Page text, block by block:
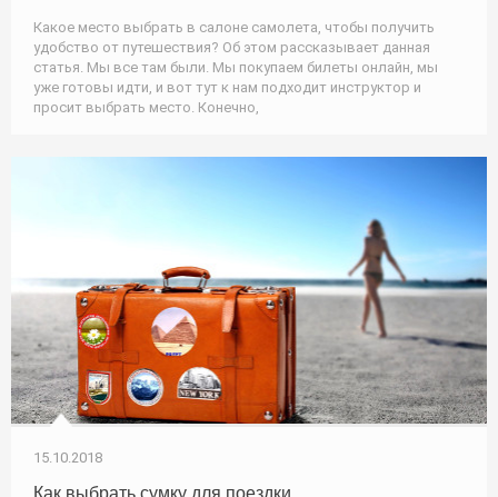
Какое место выбрать в салоне самолета, чтобы получить
удобство от путешествия? Об этом рассказывает данная
статья. Мы все там были. Мы покупаем билеты онлайн, мы
уже готовы идти, и вот тут к нам подходит инструктор и
просит выбрать место. Конечно,
15.10.2018
Как выбрать сумку для поездки